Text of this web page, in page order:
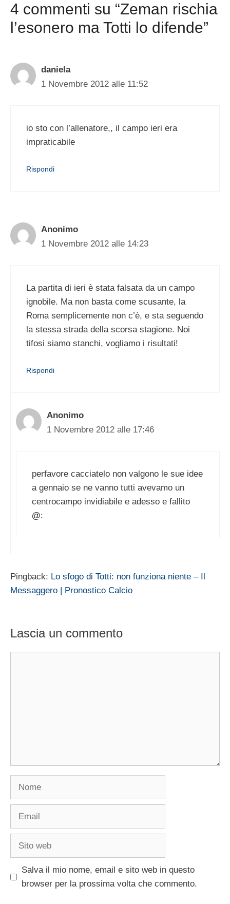
4 commenti su “Zeman rischia
l’esonero ma Totti lo difende”
daniela
1 Novembre 2012 alle 11:52
io sto con l’allenatore,, il campo ieri era
impraticabile
Rispondi
Anonimo
1 Novembre 2012 alle 14:23
La partita di ieri è stata falsata da un campo
ignobile. Ma non basta come scusante, la
Roma semplicemente non c’è, e sta seguendo
la stessa strada della scorsa stagione. Noi
tifosi siamo stanchi, vogliamo i risultati!
Rispondi
Anonimo
1 Novembre 2012 alle 17:46
perfavore cacciatelo non valgono le sue idee
a gennaio se ne vanno tutti avevamo un
centrocampo invidiabile e adesso e fallito
@:
Pingback: Lo sfogo di Totti: non funziona niente – Il
Messaggero | Pronostico Calcio
Lascia un commento
Nome
Email
Sito
Salva il mio nome, email e sito web in questo
browser per la prossima volta che commento.